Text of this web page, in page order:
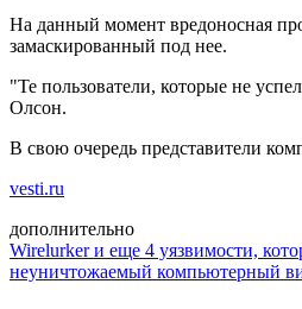
На данный момент вредоносная
замаскированный под нее.
"Те пользователи, которые не
Олсон.
В свою очередь представители
vesti.ru
дополнительно
Wirelurker и еще 4 уязвимости,
неуничтожаемый компьютерный